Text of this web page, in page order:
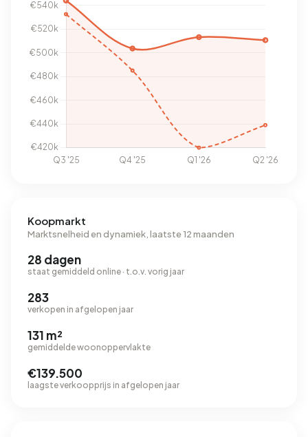
Koopmarkt
Marktsnelheid en dynamiek, laatste 12 maanden
28 dagen
staat gemiddeld online · t.o.v. vorig jaar
283
verkopen in afgelopen jaar
131 m²
gemiddelde woonoppervlakte
€139.500
laagste verkoopprijs in afgelopen jaar